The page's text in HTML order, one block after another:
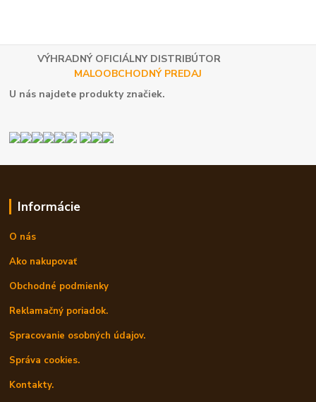
VÝHRADNÝ OFICIÁLNY DISTRIBÚTOR
MALOOBCHODNÝ PREDAJ
U nás najdete produkty značiek.
Informácie
O nás
Ako nakupovať
Obchodné podmienky
Reklamačný poriadok.
Spracovanie osobných údajov.
Správa cookies.
Kontakty.